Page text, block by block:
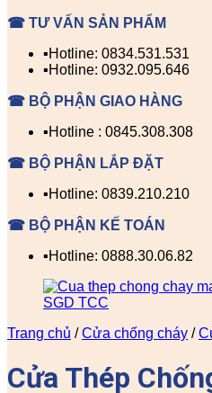
☎ TƯ VẤN SẢN PHẨM
▪️Hotline: 0834.531.531
▪️Hotline: 0932.095.646
☎ BỘ PHẬN GIAO HÀNG
▪️Hotline : 0845.308.308
☎ BỘ PHẬN LẮP ĐẶT
▪️Hotline: 0839.210.210
☎ BỘ PHẬN KẾ TOÁN
▪️Hotline: 0888.30.06.82
Trang chủ / Cửa chống cháy /
Cửa Thép